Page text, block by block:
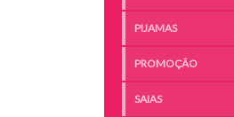
PIJAMAS
PROMOÇÃO
SAIAS